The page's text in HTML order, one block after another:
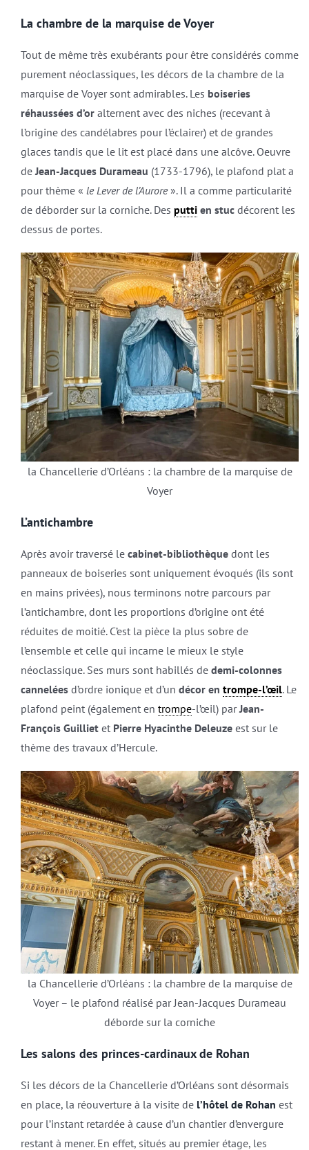
La chambre de la marquise de Voyer
Tout de même très exubérants pour être considérés comme
purement néoclassiques, les décors de la chambre de la
marquise de Voyer sont admirables. Les boiseries
réhaussées d’oralternent avec des niches (recevant à
l’origine des candélabres pour l’éclairer) et de grandes
glaces tandis que le lit est placé dans une alcôve. Oeuvre
de Jean-Jacques Durameau (1733-1796), le plafond plat a
pour thème « le Lever de l’Aurore». Il a comme particularité
de déborder sur la corniche. Des puttien stucdécorent les
dessus de portes.
la Chancellerie d’Orléans : la chambre de la marquise de
Voyer
L’antichambre
Après avoir traversé le cabinet-bibliothèquedont les
panneaux de boiseries sont uniquement évoqués (ils sont
en mains privées), nous terminons notre parcours par
l’antichambre, dont les proportions d’origine ont été
réduites de moitié. C’est la pièce la plus sobre de
l’ensemble et celle qui incarne le mieux le style
néoclassique. Ses murs sont habillés de demi-colonnes
canneléesd’ordre ionique et d’un décor en trompe-l’œil. Le
plafond peint (également en trompe-l’œil) parJean-
François Guillietet Pierre Hyacinthe Deleuzeest sur le
thème des travaux d’Hercule.
la Chancellerie d’Orléans : la chambre de la marquise de
Voyer – le plafond réalisé par Jean-Jacques Durameau
déborde sur la corniche
Les salons des princes-cardinaux de Rohan
Si les décors de la Chancellerie d’Orléans sont désormais
en place, la réouverture à la visite de l’hôtel de Rohan est
pour l’instant retardée à cause d’un chantier d’envergure
restant à mener. En effet, situés au premier étage, les